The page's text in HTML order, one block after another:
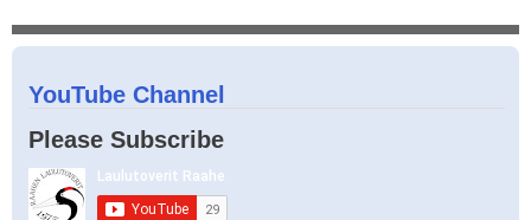
YouTube Channel
Please Subscribe